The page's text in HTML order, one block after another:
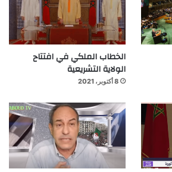
الخطاب الملكي في افتتاح
الولاية التشريعية
8 أكتوبر، 2021